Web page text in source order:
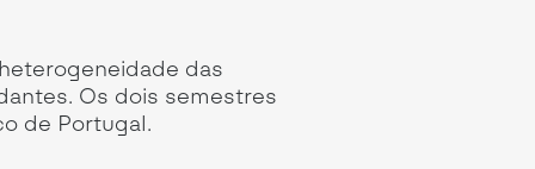
das
Os dois semestres
de Portugal.